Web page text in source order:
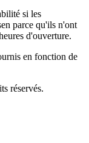
si les
parce qu'ils n'ont
d'ouverture.
en fonction de
réservés.